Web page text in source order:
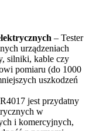
– Tester
urządzeniach
silniki, kable czy
pomiaru (do 1000
uszkodzeń
jest przydatny
w
i komercyjnych,